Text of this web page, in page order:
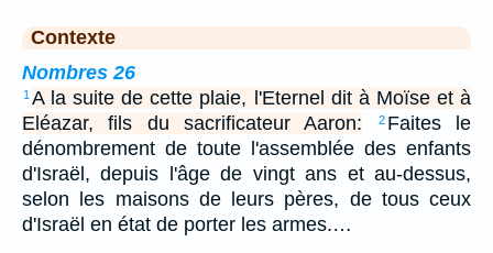
Contexte
Nombres 26
1 A la suite de cette plaie, l'Eternel dit à Moïse et à
Eléazar, fils du sacrificateur Aaron:
2 Faites le
dénombrement de toute l'assemblée des enfants
d'Israël, depuis l'âge de vingt ans et au-dessus,
selon les maisons de leurs pères, de tous ceux
d'Israël en état de porter les armes.…